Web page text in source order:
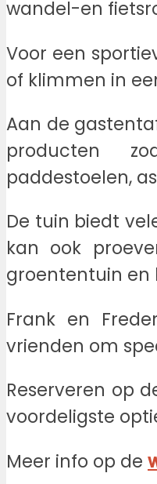
wandel-en
Voor een
of klimmen in
Aan de
producten
paddestoelen,
De tuin biedt
kan ook
groententuin en
Frank en
vrienden om
Reserveren op
voordeligste
Meer info op de